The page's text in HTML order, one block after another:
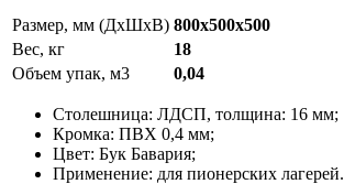
Размер, мм (ДхШхВ) 800х500х500
Вес, кг
18
Объем упак, м3
0,04
Столешница: ЛДСП, толщина: 16 мм;
Кромка: ПВХ 0,4 мм;
Цвет: Бук Бавария;
Применение: для пионерских лагерей.